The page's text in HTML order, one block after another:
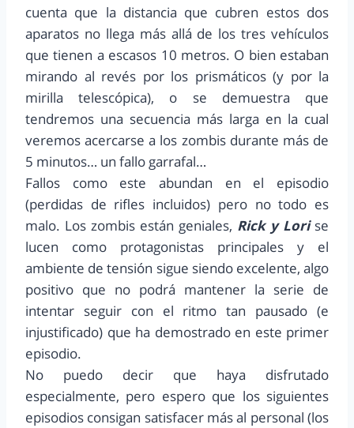
cuenta que la distancia que cubren estos dos
aparatos no llega más allá de los tres vehículos
que tienen a escasos 10 metros. O bien estaban
mirando al revés por los prismáticos (y por la
mirilla telescópica), o se demuestra que
tendremos una secuencia más larga en la cual
veremos acercarse a los zombis durante más de
5 minutos… un fallo garrafal…
Fallos como este abundan en el episodio
(perdidas de rifles incluidos) pero no todo es
malo. Los zombis están geniales, Rick y Lorise
lucen como protagonistas principales y el
ambiente de tensión sigue siendo excelente, algo
positivo que no podrá mantener la serie de
intentar seguir con el ritmo tan pausado (e
injustificado) que ha demostrado en este primer
episodio.
No puedo decir que haya disfrutado
especialmente, pero espero que los siguientes
episodios consigan satisfacer más al personal (los